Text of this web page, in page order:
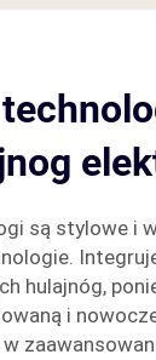
są stylowe i
hulajnóg,
i